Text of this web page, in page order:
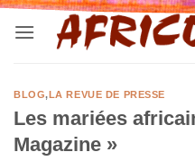
Passer
BLOG,LA REVUE DE PRESSE
Les mariées
Magazine »